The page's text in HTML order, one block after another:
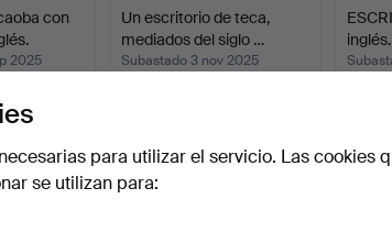
con
2025
Un escritorio de teca,
mediados del siglo …
Subastado 3 nov 2025
inglés.
para utilizar el servicio. Las cookies
se utilizan para: